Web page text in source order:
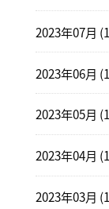
2023年07月
2023年06月
2023年05月
2023年04月
2023年03月